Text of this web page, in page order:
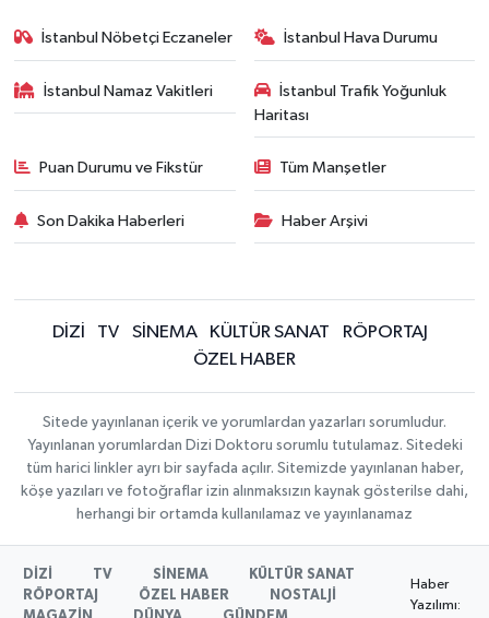
İstanbul Nöbetçi Eczaneler İstanbul Hava Durumu
İstanbul Namaz Vakitleri
İstanbul Trafik Yoğunluk
Haritası
Puan Durumu ve Fikstür Tüm Manşetler
Son Dakika Haberleri Haber Arşivi
DİZİ TV SİNEMA KÜLTÜR SANAT
RÖPORTAJ
ÖZEL HABER
Sitede yayınlanan içerik ve yorumlardan yazarları sorumludur.
Yayınlanan yorumlardan Dizi Doktoru sorumlu tutulamaz. Sitedeki
tüm harici linkler ayrı bir sayfada açılır. Sitemizde yayınlanan haber,
köşe yazıları ve fotoğraflar izin alınmaksızın kaynak gösterilse dahi,
herhangi bir ortamda kullanılamaz ve yayınlanamaz
DİZİ TV SİNEMA
KÜLTÜR SANAT
RÖPORTAJ
ÖZEL HABER
NOSTALJİ
Haber
Yazılımı: